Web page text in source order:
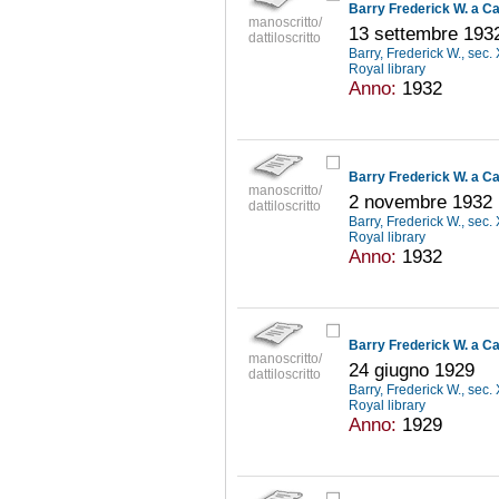
manoscritto/
dattiloscritto
Barry Frederick W. a
13 settembre
Barry, Frederick W., sec.
Royal library
Anno: 1932
manoscritto/
dattiloscritto
Barry Frederick W. a
2 novembre 1932
Barry, Frederick W., sec.
Royal library
Anno: 1932
manoscritto/
dattiloscritto
Barry Frederick W. a
24 giugno 1929
Barry, Frederick W., sec.
Royal library
Anno: 1929